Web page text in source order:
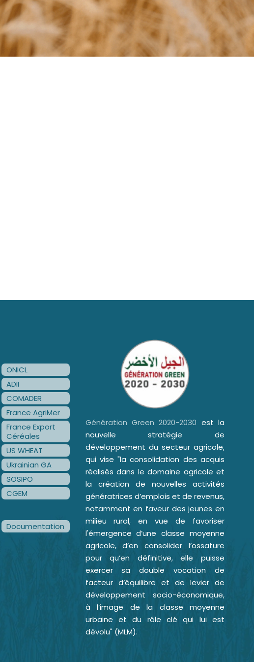
ONICL
ADII
COMADER
France AgriMer
France Export
Céréales
US WHEAT
Ukrainian GA
SOSIPO
CGEM
Documentation
Génération Green 2020-2030 est la
nouvelle stratégie de
développement du secteur agricole,
qui vise "la consolidation des acquis
réalisés dans le domaine agricole et
la création de nouvelles activités
génératrices d’emplois et de revenus,
notamment en faveur des jeunes en
milieu rural, en vue de favoriser
l'émergence d’une classe moyenne
agricole, d’en consolider l’ossature
pour qu’en définitive, elle puisse
exercer sa double vocation de
facteur d’équilibre et de levier de
développement socio-économique,
à l’image de la classe moyenne
urbaine et du rôle clé qui lui est
dévolu" (MLM).